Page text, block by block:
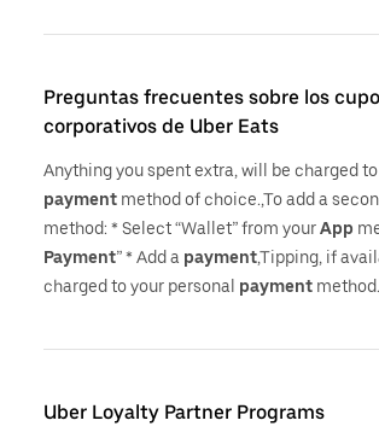
Preguntas frecuentes sobre los
corporativos de Uber Eats
Anything you spent extra, will be charged to
payment method of choice.,To add a
method: * Select “Wallet” from yourApp
Payment” * Add a payment,Tipping, if
charged to your personal payment method.
Uber Loyalty Partner Programs